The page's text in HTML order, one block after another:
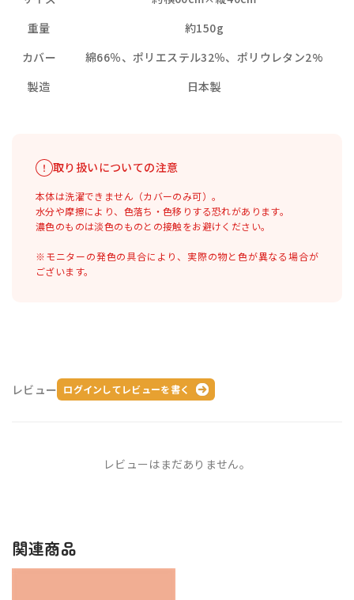
重量
約150g
カバー
綿66％、ポリエステル32％、ポリウレタン2%
製造
日本製
取り扱いについての注意
本体は洗濯できません（カバーのみ可）。
水分や摩擦により、色落ち・色移りする恐れがあります。
濃色のものは淡色のものとの接触をお避けください。
※モニターの発色の具合により、実際の物と色が異なる場合が
ございます。
レビュー ログインしてレビューを書く
レビューはまだありません。
関連商品